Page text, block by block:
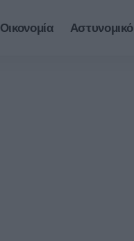
Οικονομία Αστυνομικό